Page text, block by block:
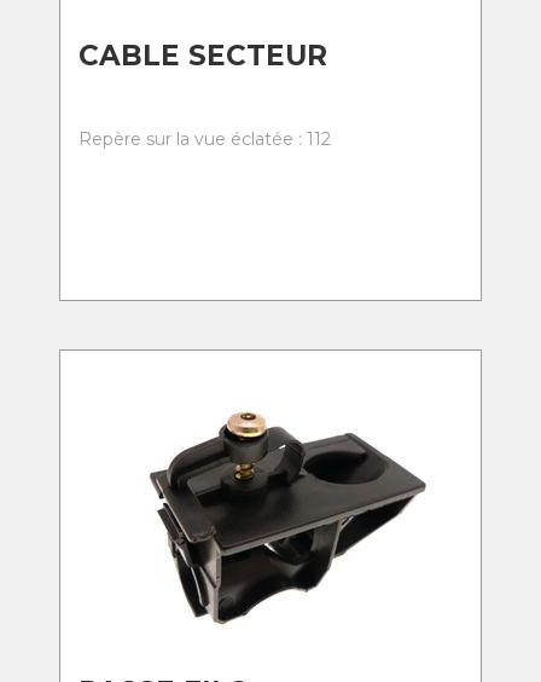
CABLE SECTEUR
Repère sur la vue éclatée : 112